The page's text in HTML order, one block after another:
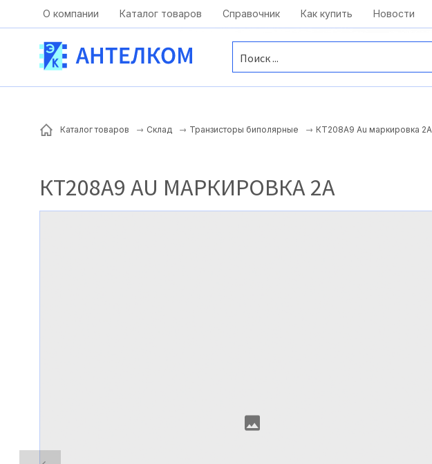
kai@antelcom.ru
Москва, ул. Московская, д.1 офис 1
О компании Каталог товаров Справочник Как купить Новости
Каталог товаров Склад Транзисторы биполярные КТ208А9 Au маркировка 2А
КТ208А9 AU МАРКИРОВКА 2А